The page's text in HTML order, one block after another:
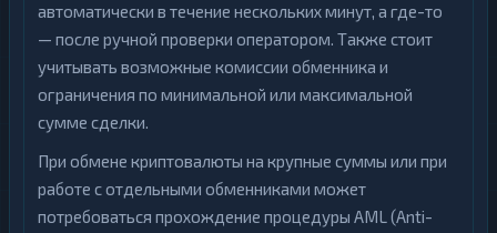
автоматически в течение нескольких минут, а где-то
— после ручной проверки оператором. Также стоит
учитывать возможные комиссии обменника и
ограничения по минимальной или максимальной
сумме сделки.
При обмене криптовалюты на крупные суммы или при
работе с отдельными обменниками может
потребоваться прохождение процедуры AML (Anti-